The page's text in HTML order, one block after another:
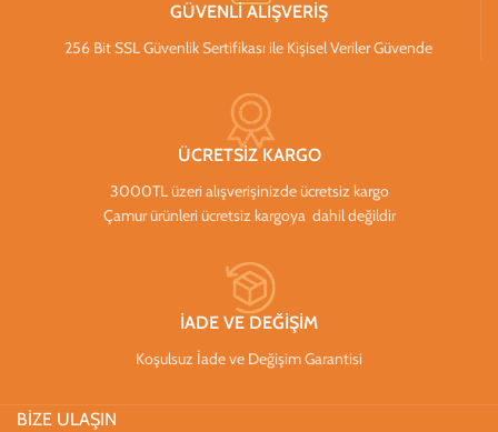
GÜVENLİ ALIŞVERİŞ
256 Bit SSL Güvenlik Sertifikası ile Kişisel Veriler Güvende
ÜCRETSİZ KARGO
3000TL üzeri alışverişinizde ücretsiz kargo
Çamur ürünleri ücretsiz kargoya dahil değildir
İADE VE DEĞİŞİM
Koşulsuz İade ve Değişim Garantisi
BİZE ULAŞIN